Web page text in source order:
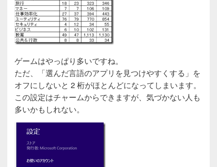
ゲームはやっぱり多いですね。
ただ、「選んだ言語のアプリを見つけやすくする」を
オフにしないと 2 桁がほとんどになってしまいます。
この設定はチャームからできますが、気づかない人も
多いかもしれない。